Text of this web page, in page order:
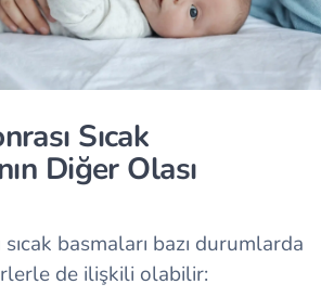
Sıcak
Diğer Olası
basmaları bazı durumlarda
de ilişkili olabilir: